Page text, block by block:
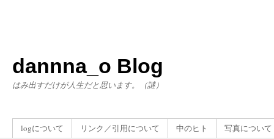
dannna_o Blog
はみ出すだけが人生だと思います。（謎）
logについて リンク／引用について 中のヒト 写真について